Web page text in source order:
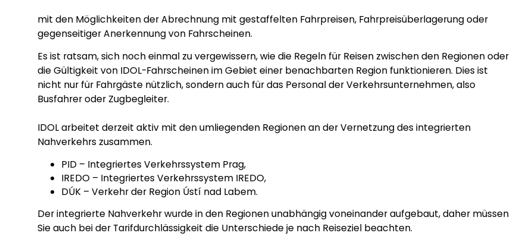
mit den Möglichkeiten der Abrechnung mit gestaffelten Fahrpreisen, Fahrpreisüberlagerung oder
gegenseitiger Anerkennung von Fahrscheinen.
Es ist ratsam, sich noch einmal zu vergewissern, wie die Regeln für Reisen zwischen den Regionen oder
die Gültigkeit von IDOL-Fahrscheinen im Gebiet einer benachbarten Region funktionieren. Dies ist
nicht nur für Fahrgäste nützlich, sondern auch für das Personal der Verkehrsunternehmen, also
Busfahrer oder Zugbegleiter.
IDOL arbeitet derzeit aktiv mit den umliegenden Regionen an der Vernetzung des integrierten
Nahverkehrs zusammen.
PID – Integriertes Verkehrssystem Prag,
IREDO – Integriertes Verkehrssystem IREDO,
DÚK – Verkehr der Region Ústí nad Labem.
Der integrierte Nahverkehr wurde in den Regionen unabhängig voneinander aufgebaut, daher müssen
Sie auch bei der Tarifdurchlässigkeit die Unterschiede je nach Reiseziel beachten.